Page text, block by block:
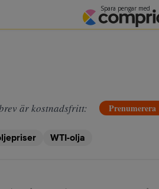
är kostnadsfritt: Prenumerera
WTI-olja